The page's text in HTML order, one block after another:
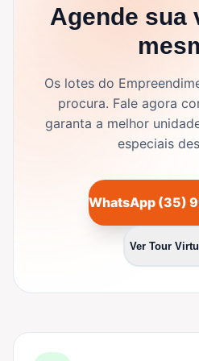
Agende sua
Os lotes do
procura. Fale agora
garanta a melhor
especiais
WhatsApp (35)
Ver Tour